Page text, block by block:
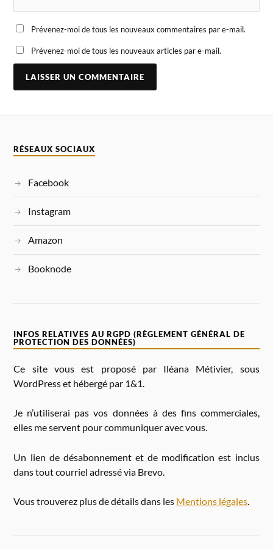
Prévenez-moi de tous les nouveaux commentaires par e-mail.
Prévenez-moi de tous les nouveaux articles par e-mail.
T
N
A
V
RÉSEAUX SOCIAUX
Facebook
Instagram
Amazon
Booknode
INFOS RELATIVES AU RGPD (RÈGLEMENT GÉNÉRAL DE
PROTECTION DES DONNÉES)
Ce site vous est proposé par Iléana Métivier, sous
WordPress et hébergé par 1&1.
Je n’utiliserai pas vos données à des fins commerciales,
elles me servent pour communiquer avec vous.
Un lien de désabonnement et de modification est inclus
dans tout courriel adressé via Brevo.
Vous trouverez plus de détails dans les Mentions légales